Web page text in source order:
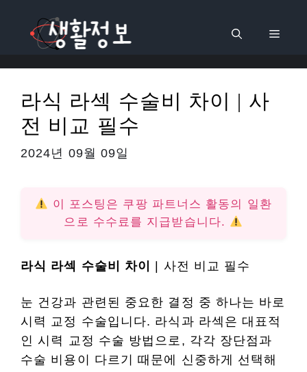
로
메
라식 라섹 수술비 차이 | 사
전 비교 필수
2024년 09월 09일
이 포스팅은 쿠팡 파트너스 활동의 일환
으로 수수료를 지급받습니다.
라식 라섹 수술비 차이 | 사전 비교 필수
눈 건강과 관련된 중요한 결정 중 하나는 바로
시력 교정 수술입니다. 라식과 라섹은 대표적
인 시력 교정 수술 방법으로, 각각 장단점과
수술 비용이 다르기 때문에 신중하게 선택해